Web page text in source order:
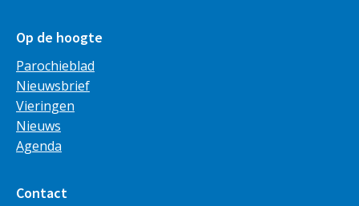
Op de hoogte
Parochieblad
Nieuwsbrief
Vieringen
Nieuws
Agenda
Contact